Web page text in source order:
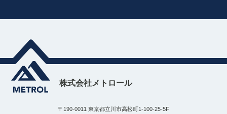
株式会社メトロール
〒190-0011 東京都立川市高松町1-100-25-5F